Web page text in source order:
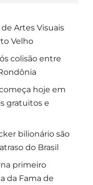
Artes Visuais
Velho
colisão entre
hoje em
gratuitos e
bilionário são
do Brasil
primeiro
da Fama de